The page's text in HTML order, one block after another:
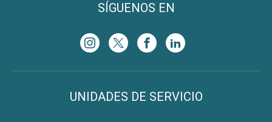
SÍGUENOS EN
UNIDADES DE SERVICIO